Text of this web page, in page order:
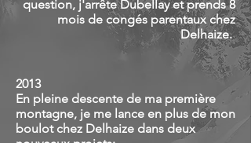
2013
En pleine descente de ma première
montagne, je me lance en plus de mon
boulot chez Delhaize dans deux
question, j'arrête Dubellay et prends 8
mois de congés parentaux chez
Delhaize.